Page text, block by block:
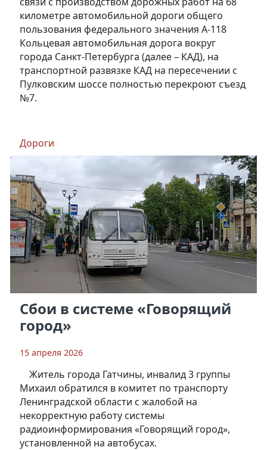
километре автомобильной дороги общего
пользования федерального значения А-118
Кольцевая автомобильная дорога вокруг
города Санкт-Петербурга (далее – КАД), на
транспортной развязке КАД на пересечении с
Пулковским шоссе полностью перекроют съезд
№7.
Дороги
Сбои в системе «Говорящий
город»
15 апреля 2026
Житель города Гатчины, инвалид 3 группы
Михаил обратился в комитет по транспорту
Ленинградской области с жалобой на
некорректную работу системы
радиоинформирования «Говорящий город»,
установленной на автобусах.